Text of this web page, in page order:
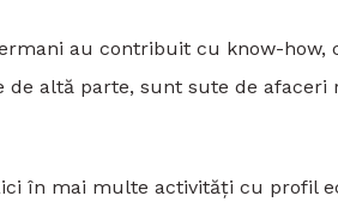
au contribuit cu know-how,
altă parte, sunt sute de afaceri
în mai multe activități cu profil